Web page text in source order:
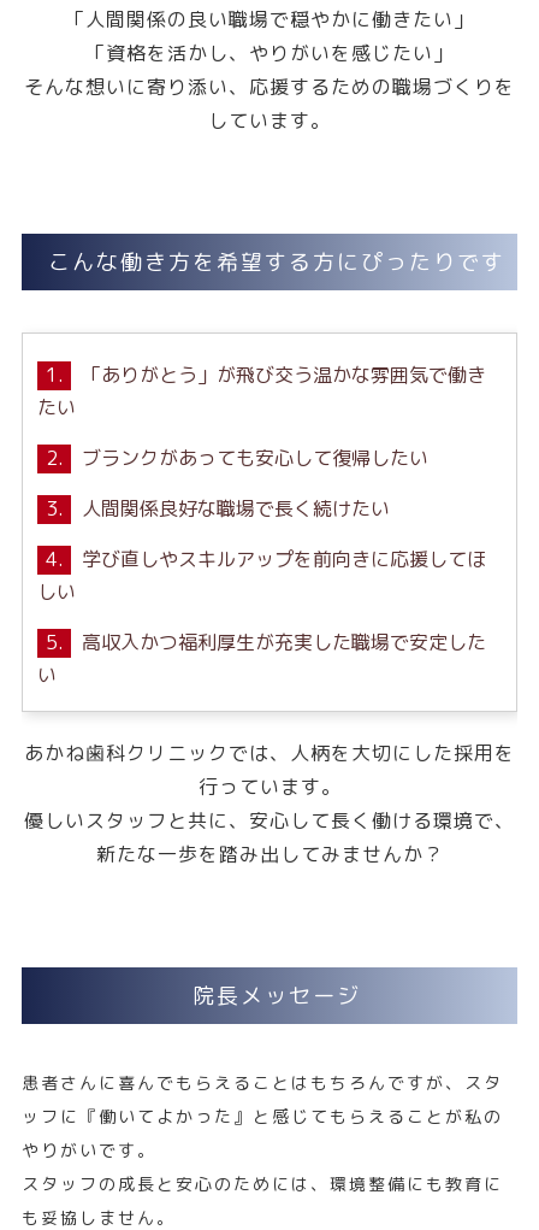
「人間関係の良い職場で穏やかに働きたい」
「資格を活かし、やりがいを感じたい」
そんな想いに寄り添い、応援するための職場づくりを
しています。
こんな働き方を希望する方にぴったりです
1.
「ありがとう」が飛び交う温かな雰囲気で働き
たい
2.
ブランクがあっても安心して復帰したい
3.
人間関係良好な職場で長く続けたい
4.
学び直しやスキルアップを前向きに応援してほ
しい
5.
高収入かつ福利厚生が充実した職場で安定した
い
あかね歯科クリニックでは、人柄を大切にした採用を
行っています。
優しいスタッフと共に、安心して長く働ける環境で、
新たな一歩を踏み出してみませんか？
院長メッセージ
患者さんに喜んでもらえることはもちろんですが、スタ
ッフに『働いてよかった』と感じてもらえることが私の
やりがいです。
スタッフの成長と安心のためには、環境整備にも教育に
も妥協しません。